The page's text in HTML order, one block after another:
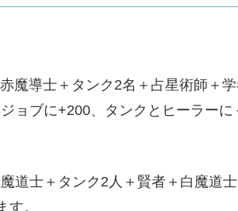
魔導士＋タンク2名＋占星術師＋学
ョブに+200、タンクとヒーラーに
道士＋タンク2人＋賢者＋白魔道
。